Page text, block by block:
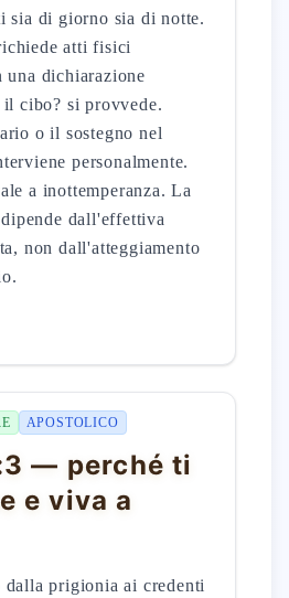
sia di giorno sia di notte.
atti fisici
dichiarazione
cibo? si provvede.
o il sostegno nel
personalmente.
a inottemperanza. La
dall'effettiva
non dall'atteggiamento
APOSTOLICO
— perché ti
e viva a
dalla prigionia ai credenti